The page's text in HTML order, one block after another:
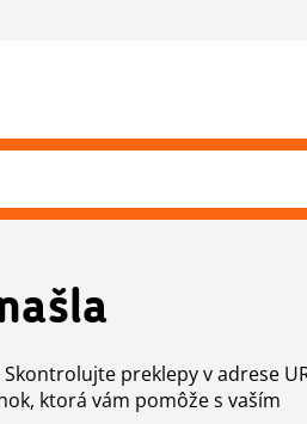
preklepy v adrese
ktorá vám pomôže s vaším